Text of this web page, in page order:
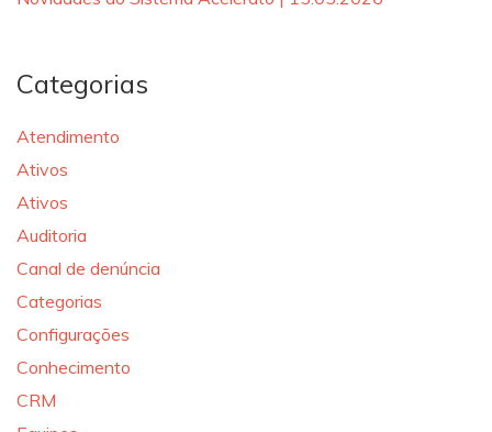
Categorias
Atendimento
Ativos
Ativos
Auditoria
Canal de denúncia
Categorias
Configurações
Conhecimento
CRM